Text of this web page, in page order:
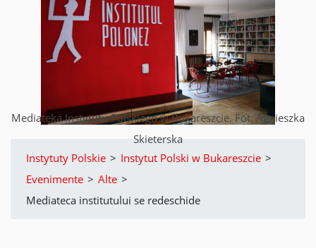
Mediateka Instytutu Polskiego w Bukareszcie. Fot. Agnieszka
Skieterska
Instytuty Polskie > Instytut Polski w Bukareszcie >
Evenimente > Alte >
Mediateca institutului se redeschide